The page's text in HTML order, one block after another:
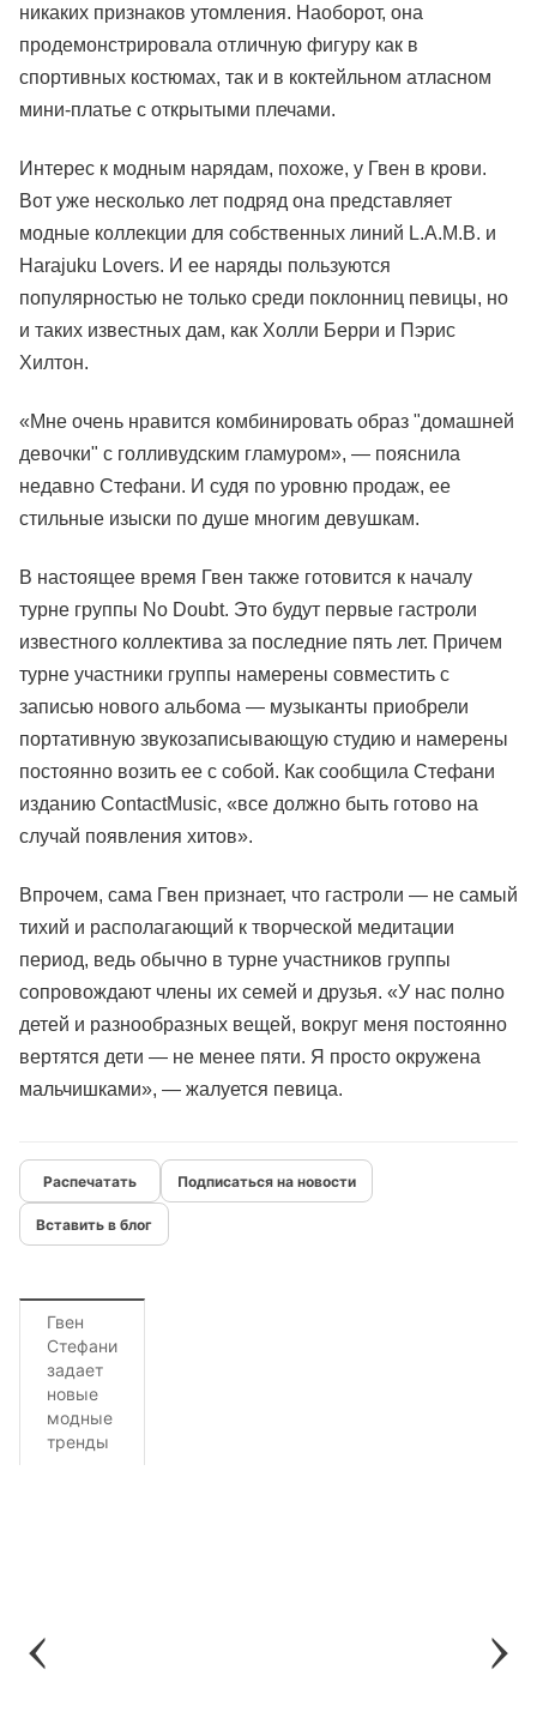
никаких признаков утомления. Наоборот, она
продемонстрировала отличную фигуру как в
спортивных костюмах, так и в коктейльном атласном
мини-платье с открытыми плечами.
Интерес к модным нарядам, похоже, у Гвен в крови.
Вот уже несколько лет подряд она представляет
модные коллекции для собственных линий L.A.M.B. и
Harajuku Lovers. И ее наряды пользуются
популярностью не только среди поклонниц певицы, но
и таких известных дам, как Холли Берри и Пэрис
Хилтон.
«Мне очень нравится комбинировать образ "домашней
девочки" с голливудским гламуром», — пояснила
недавно Стефани. И судя по уровню продаж, ее
стильные изыски по душе многим девушкам.
В настоящее время Гвен также готовится к началу
турне группы No Doubt. Это будут первые гастроли
известного коллектива за последние пять лет. Причем
турне участники группы намерены совместить с
записью нового альбома — музыканты приобрели
портативную звукозаписывающую студию и намерены
постоянно возить ее с собой. Как сообщила Стефани
изданию ContactMusic, «все должно быть готово на
случай появления хитов».
Впрочем, сама Гвен признает, что гастроли — не самый
тихий и располагающий к творческой медитации
период, ведь обычно в турне участников группы
сопровождают члены их семей и друзья. «У нас полно
детей и разнообразных вещей, вокруг меня постоянно
вертятся дети — не менее пяти. Я просто окружена
мальчишками», — жалуется певица.
Подписаться на новости
Вставить в блог
Гвен
Стефани
задает
новые
модные
тренды